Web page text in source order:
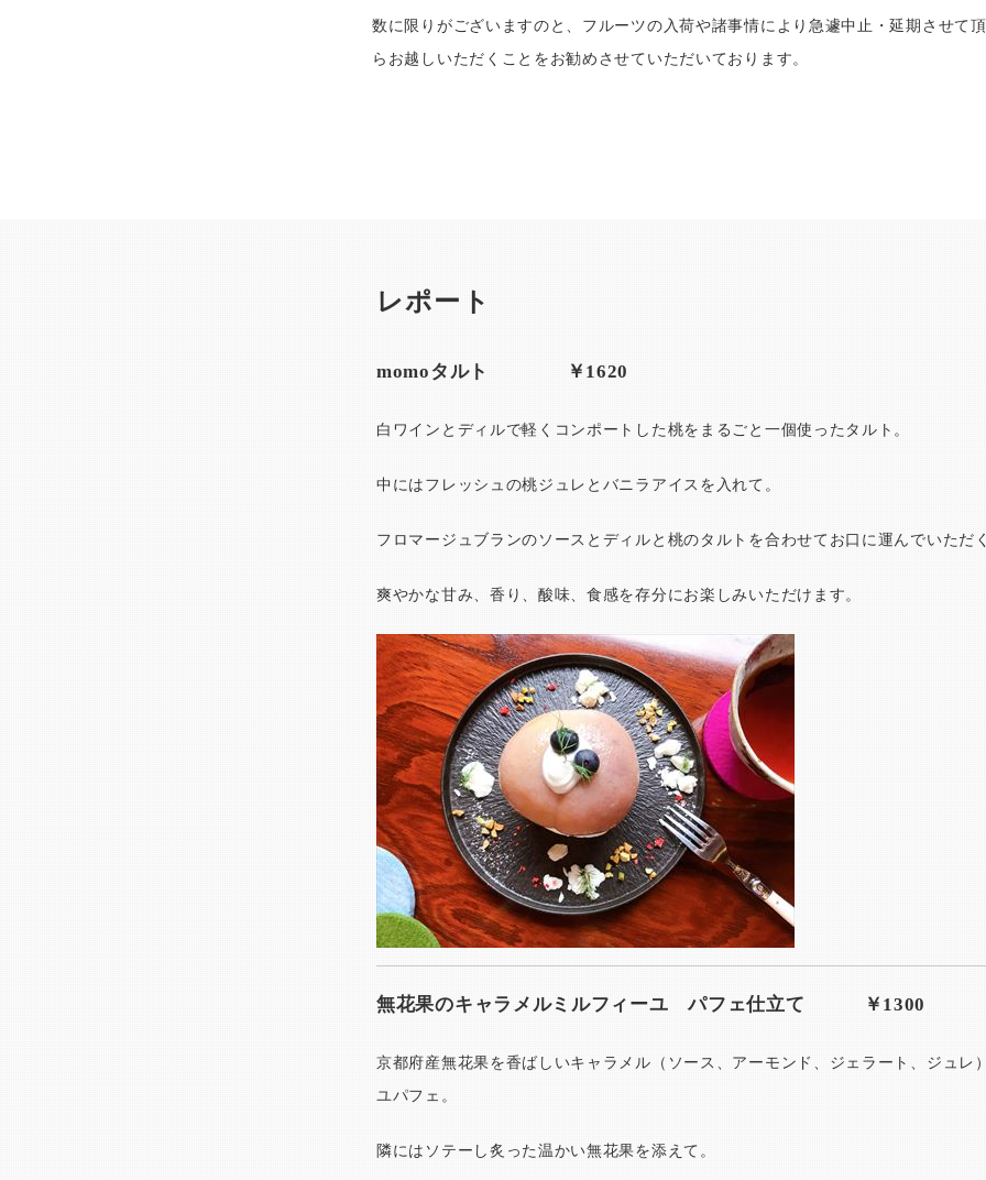
数に限りがございますのと、フルーツの入荷や諸事情により急遽中止・延期させて
らお越しいただくことをお勧めさせていただいております。
レポート
momoタルト ￥1620
白ワインとディルで軽くコンポートした桃をまるごと一個使ったタルト。
中にはフレッシュの桃ジュレとバニラアイスを入れて。
フロマージュブランのソースとディルと桃のタルトを合わせてお口に運んでいただ
爽やかな甘み、香り、酸味、食感を存分にお楽しみいただけます。
無花果のキャラメルミルフィーユ パフェ仕立て ￥1300
京都府産無花果を香ばしいキャラメル（ソース、アーモンド、ジェラート、ジュレ
ユパフェ。
隣にはソテーし炙った温かい無花果を添えて。